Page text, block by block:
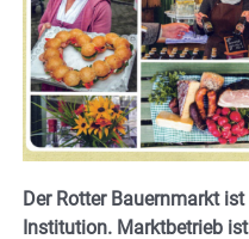
Der Rotter Bauernmarkt
Institution. Marktbetrieb